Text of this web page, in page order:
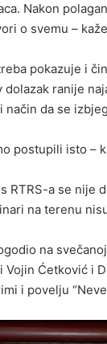
Nakon
o svemu –
pokazuje i
dolazak ranije
da se
postupili isto –
RTRS-a se nije
na terenu
na
Vojin Ćetković i
i povelju